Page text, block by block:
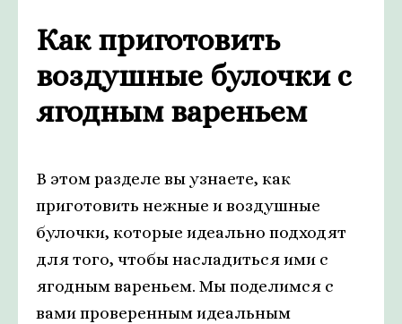
Как приготовить
воздушные булочки с
ягодным вареньем
В этом разделе вы узнаете, как
приготовить нежные и воздушные
булочки, которые идеально подходят
для того, чтобы насладиться ими с
ягодным вареньем. Мы поделимся с
вами проверенным идеальным